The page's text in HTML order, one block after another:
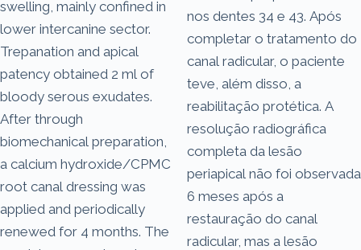
swelling, mainly confined in
lower intercanine sector.
Trepanation and apical
patency obtained 2 ml of
bloody serous exudates.
After through
biomechanical preparation,
a calcium hydroxide/CPMC
root canal dressing was
applied and periodically
renewed for 4 months. The
nos dentes 34 e 43. Após
completar o tratamento do
canal radicular, o paciente
teve, além disso, a
reabilitação protética. A
resolução radiográfica
completa da lesão
periapical não foi observada
6 meses após a
restauração do canal
radicular, mas a lesão